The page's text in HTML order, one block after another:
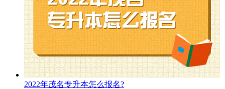
2022年茂名专升本怎么报名?